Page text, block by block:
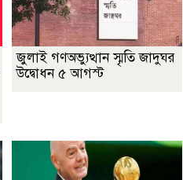
জুলাই গণঅভ্যুত্থান স্মৃতি জাদুঘর
উদ্বোধন ৫ আগস্ট